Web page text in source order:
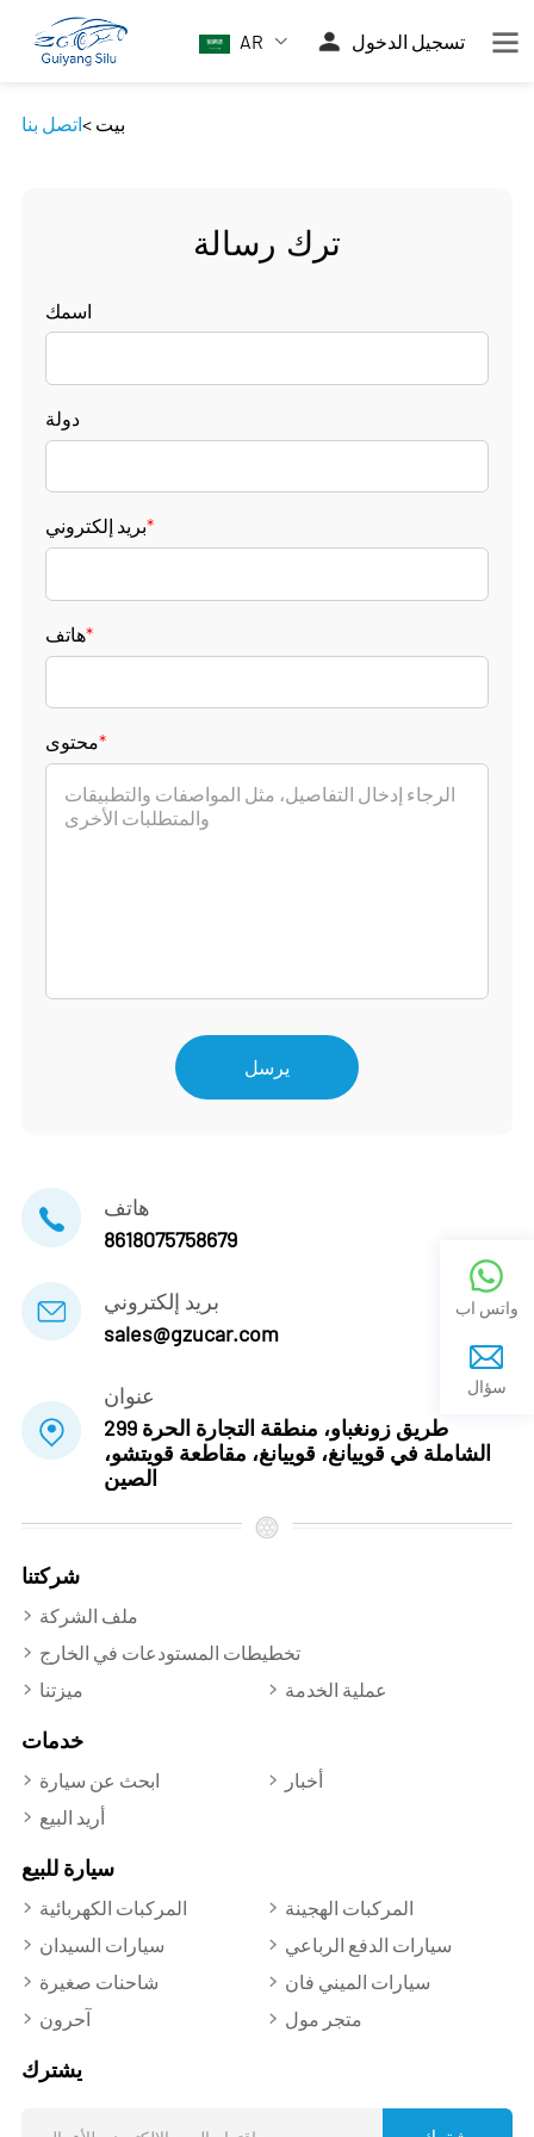
AR تسجيل الدخول
بيت >اتصل بنا
ترك رسالة
اسمك
دولة
بريد إلكتروني*
هاتف*
محتوى*
يرسل
هاتف
8618075758679
بريد إلكتروني
sales@gzucar.com
عنوان
299 طريق زونغباو، منطقة التجارة الحرة
الشاملة في قوييانغ، قوييانغ، مقاطعة قويتشو،
شركتنا
ملف الشركة
تخطيطات المستودعات في الخارج
خدمات
ابحث عن سيارة
أخبار
أريد البيع
سيارة للبيع
المركبات الكهربائية
آحرون
يشترك
واتس اب
سؤال